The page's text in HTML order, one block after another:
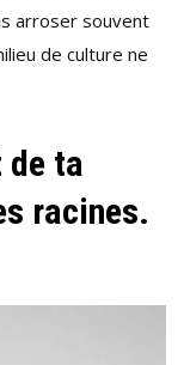
arroser souvent
de culture ne
ta
racines.